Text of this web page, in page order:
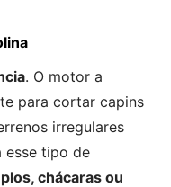
. O motor a
para cortar capins
irregulares
esse tipo de
chácaras ou